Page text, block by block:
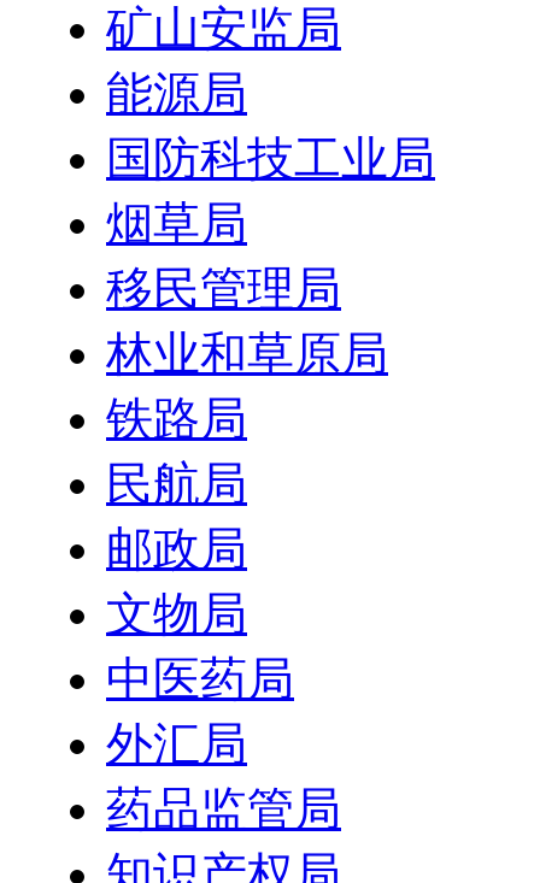
矿山安监局
能源局
国防科技工业局
烟草局
移民管理局
林业和草原局
铁路局
民航局
邮政局
文物局
中医药局
外汇局
药品监管局